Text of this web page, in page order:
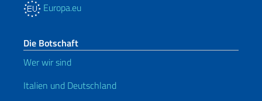
Europa.eu
Die Botschaft
Wer wir sind
Italien und Deutschland